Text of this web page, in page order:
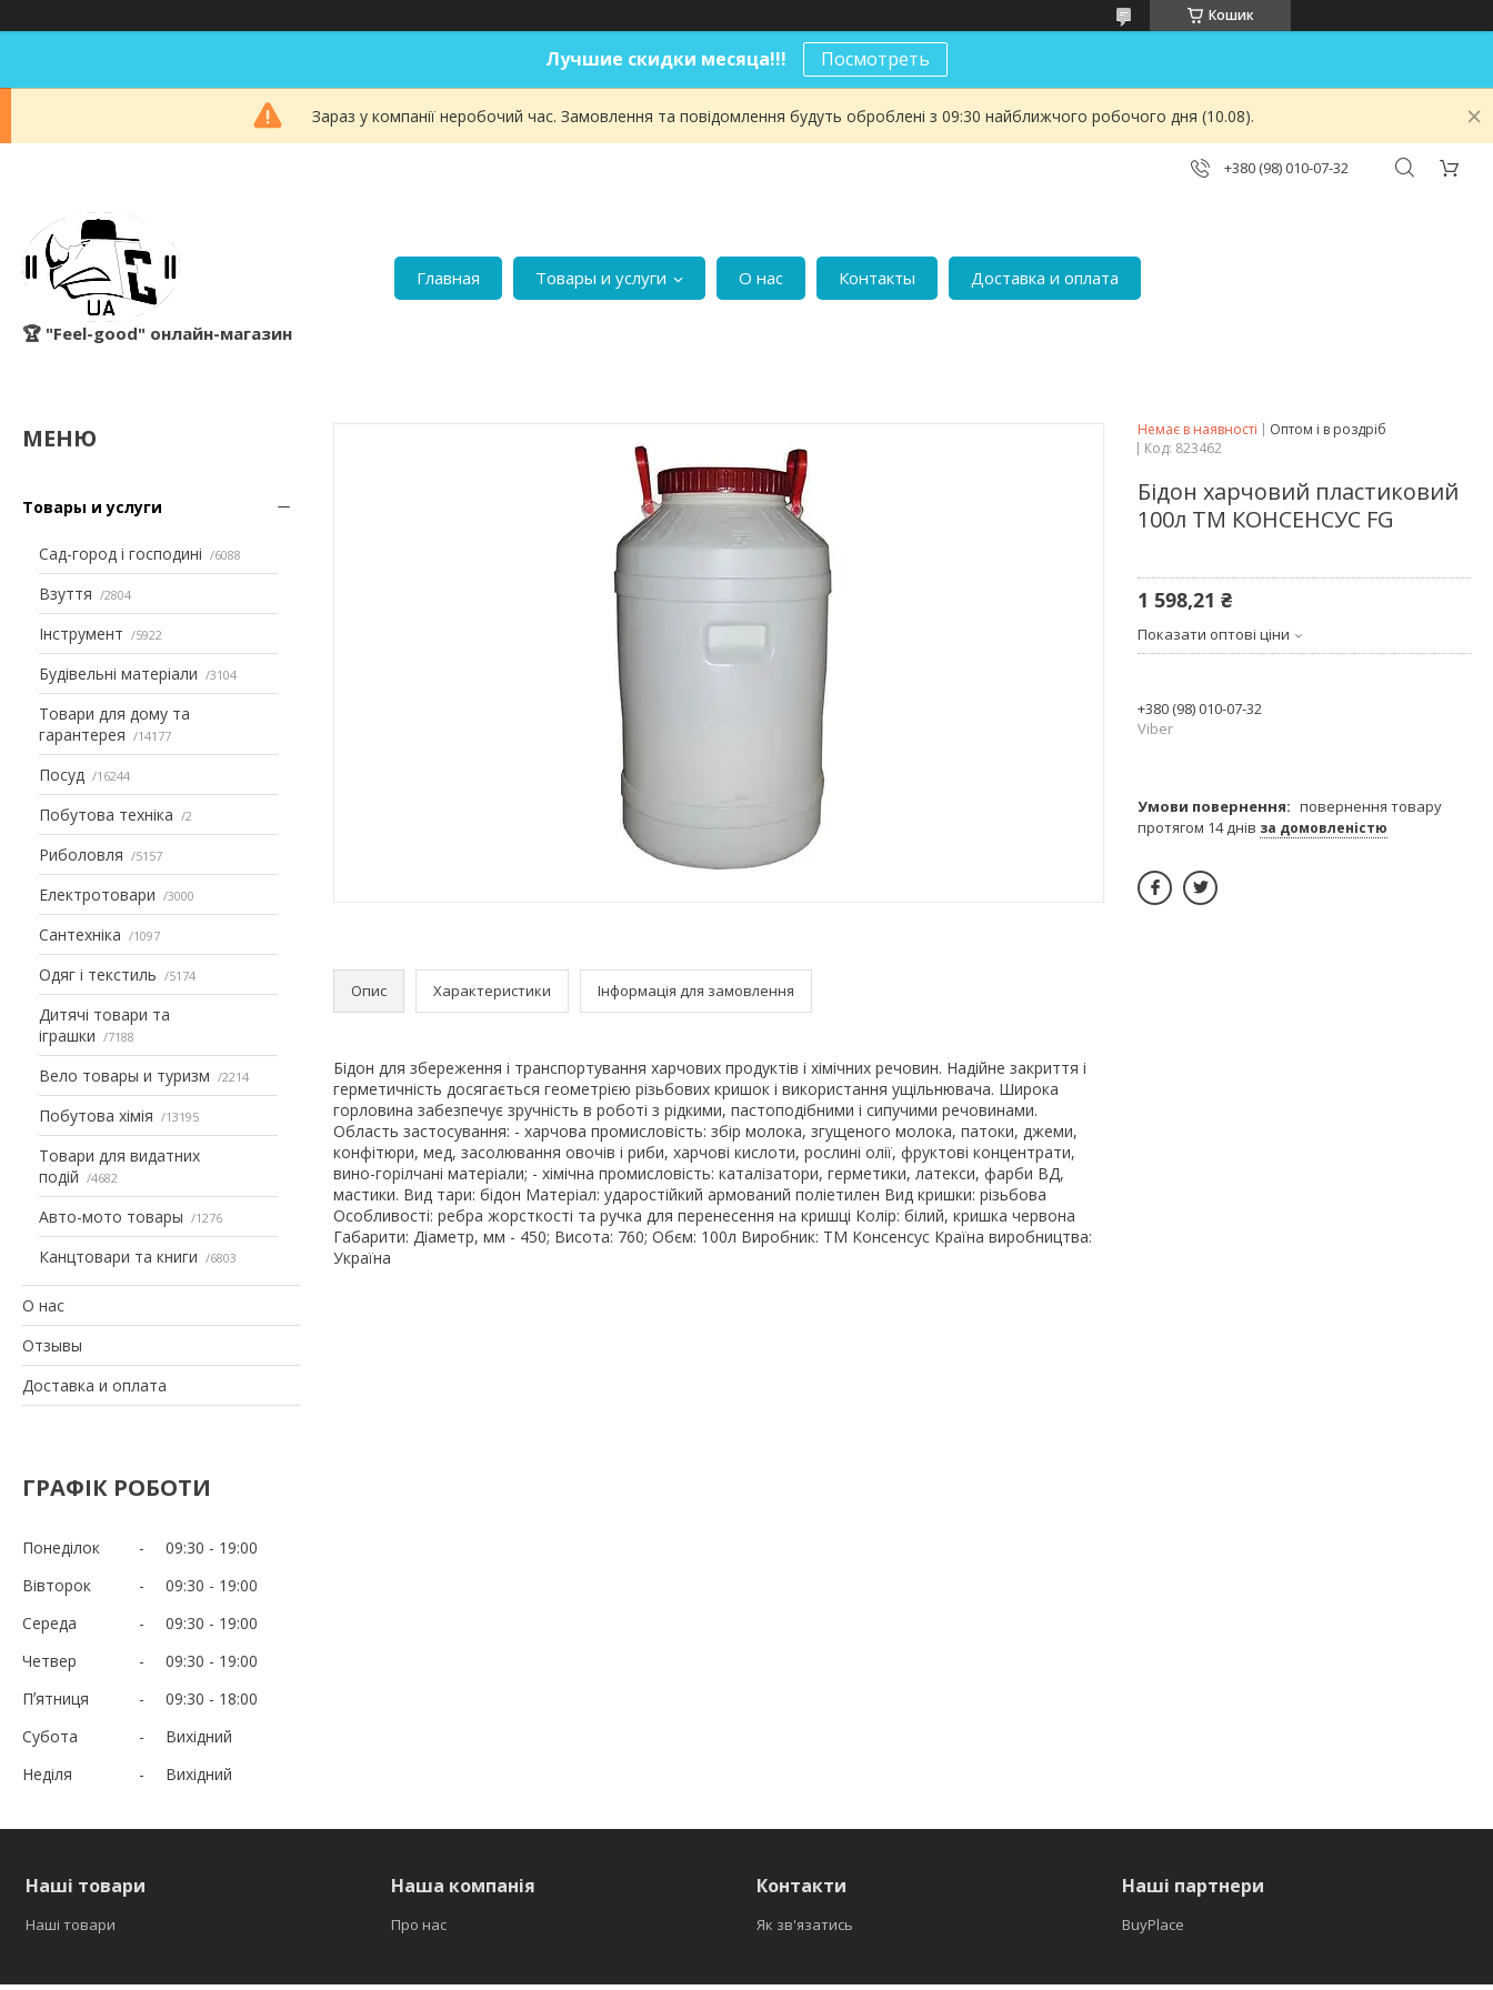
Кошик
Лучшие скидки месяца!!! Посмотреть
Зараз у компанії неробочий час. Замовлення та повідомлення будуть оброблені з 09:30 найближчого робочого дня (10.08).
+380 (98) 010-07-32
🏆 "Feel-good" онлайн-магазин
Главная Товары и услуги О нас Контакты Доставка и оплата
Товары и услуги
Сад-город і господині 6088
Взуття 2804
Інструмент 5922
Будівельні матеріали 3104
Товари для дому та
гарантерея
14177
Посуд 16244
Побутова техніка 2
Риболовля 5157
Електротовари 3000
Сантехніка 1097
Одяг і текстиль 5174
Дитячі товари та
іграшки
7188
Вело товары и туризм 2214
Побутова хімія 13195
Товари для видатних
подій
4682
Авто-мото товары 1276
Канцтовари та книги 6803
О нас
Отзывы
Доставка и оплата
ГРАФІК РОБОТИ
Понеділок 09:30
19:00
Вівторок
09:30
19:00
Середа
09:30
19:00
Четвер
09:30
19:00
Пʼятниця
09:30
18:00
Субота
Вихідний
Неділя
Вихідний
Опис Характеристики Інформація для замовлення
Бідон для збереження і транспортування харчових продуктів і хімічних речовин. Надійне закриття і
герметичність досягається геометрією різьбових кришок і використання ущільнювача. Широка
горловина забезпечує зручність в роботі з рідкими, пастоподібними і сипучими речовинами.
Область застосування: - харчова промисловість: збір молока, згущеного молока, патоки, джеми,
конфітюри, мед, засолювання овочів і риби, харчові кислоти, рослині олії, фруктові концентрати,
вино-горілчані матеріали; - хімічна промисловість: каталізатори, герметики, латекси, фарби ВД,
мастики. Вид тари: бідон Матеріал: ударостійкий армований поліетилен Вид кришки: різьбова
Особливості: ребра жорсткості та ручка для перенесення на кришці Колір: білий, кришка червона
Габарити: Діаметр, мм - 450; Висота: 760; Обєм: 100л Виробник: ТМ Консенсус Країна виробництва:
Україна
Немає в наявності
Оптом і в роздріб
Код: 823462
Бідон харчовий пластиковий
100л ТМ КОНСЕНСУС FG
1 598,21 ₴
Показати оптові ціни
+380 (98) 010-07-32
Viber
повернення товару
протягом 14 днів за домовленістю
Наші товари
Наші товари
Наша компанія
Про нас
Контакти
Як зв'язатись
Наші партнери
BuyPlace